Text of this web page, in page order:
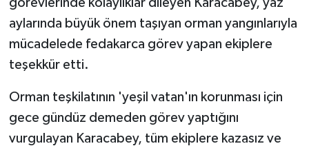
aylarında büyük önem taşıyan orman yangınlarıyla
mücadelede fedakarca görev yapan ekiplere
teşekkür etti.
Orman teşkilatının 'yeşil vatan'ın korunması için
gece gündüz demeden görev yaptığını
vurgulayan Karacabey, tüm ekiplere kazasız ve